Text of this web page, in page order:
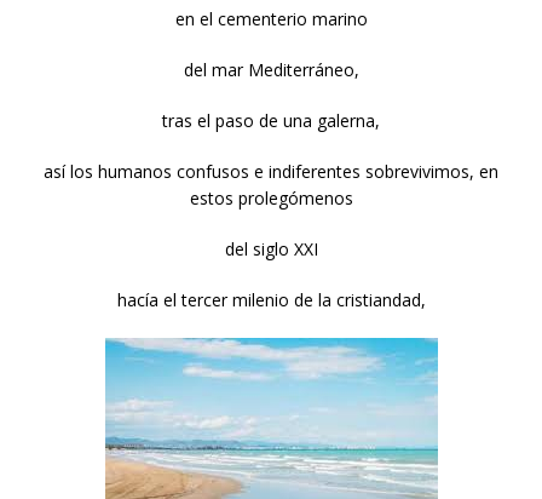
en el cementerio marino
del mar Mediterráneo,
tras el paso de una galerna,
así los humanos confusos e indiferentes sobrevivimos, en
estos prolegómenos
del siglo XXI
hacía el tercer milenio de la cristiandad,